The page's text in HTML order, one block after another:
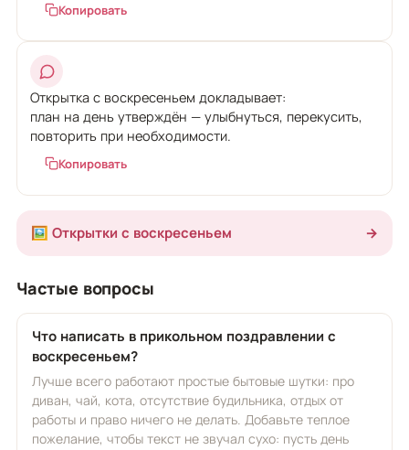
Копировать
Открытка с воскресеньем докладывает:
план на день утверждён — улыбнуться, перекусить,
повторить при необходимости.
Копировать
🖼️ Открытки с воскресеньем →
Частые вопросы
Что написать в прикольном поздравлении с
воскресеньем?
Лучше всего работают простые бытовые шутки: про
диван, чай, кота, отсутствие будильника, отдых от
работы и право ничего не делать. Добавьте теплое
пожелание, чтобы текст не звучал сухо: пусть день